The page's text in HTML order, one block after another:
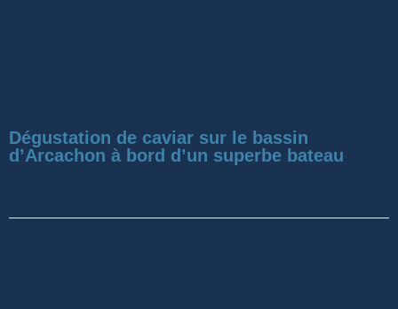
Dégustation de caviar sur le bassin
d’Arcachon à bord d’un superbe bateau